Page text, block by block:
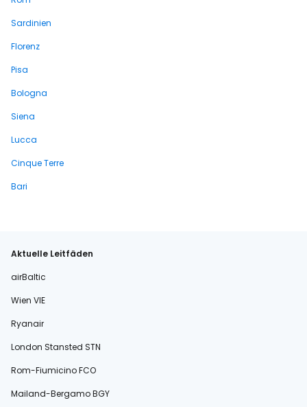
Sardinien
Florenz
Pisa
Bologna
Siena
Lucca
Cinque Terre
Bari
Aktuelle Leitfäden
airBaltic
Wien VIE
Ryanair
London Stansted STN
Rom-Fiumicino FCO
Mailand-Bergamo BGY